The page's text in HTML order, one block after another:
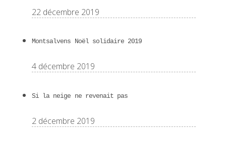
22 décembre 2019
Montsalvens Noël solidaire 2019
4 décembre 2019
Si la neige ne revenait pas
2 décembre 2019